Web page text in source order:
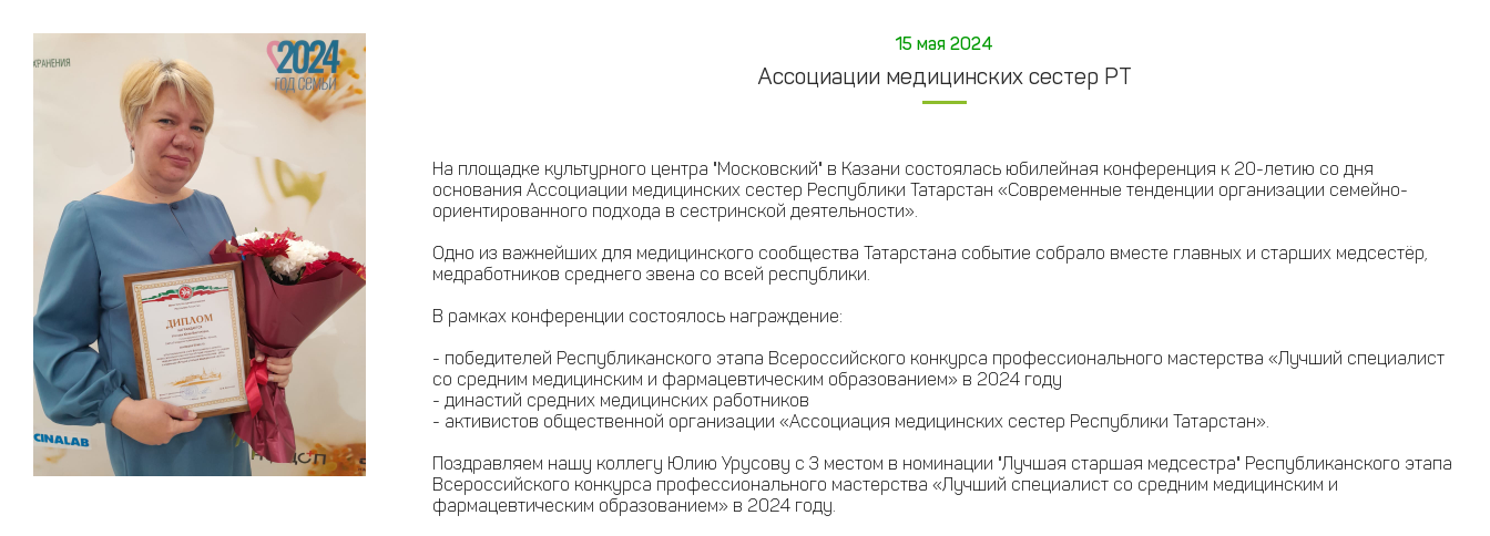
15 мая 2024
Ассоциации медицинских сестер РТ
На площадке культурного центра "Московский" в Казани состоялась юбилейная конференция к 20-летию со дня
основания Ассоциации медицинских сестер Республики Татарстан «Современные тенденции организации семейно-
ориентированного подхода в сестринской деятельности».
Одно из важнейших для медицинского сообщества Татарстана событие собрало вместе главных и старших медсестёр,
медработников среднего звена со всей республики.
В рамках конференции состоялось награждение:
- победителей Республиканского этапа Всероссийского конкурса профессионального мастерства «Лучший специалист
со средним медицинским и фармацевтическим образованием» в 2024 году
- династий средних медицинских работников
- активистов общественной организации «Ассоциация медицинских сестер Республики Татарстан».
Поздравляем нашу коллегу Юлию Урусову с 3 местом в номинации "Лучшая старшая медсестра" Республиканского этапа
Всероссийского конкурса профессионального мастерства «Лучший специалист со средним медицинским и
фармацевтическим образованием» в 2024 году.